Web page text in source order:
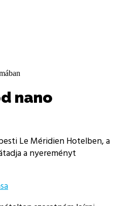
nano
Le Méridien Hotelben, a
a nyereményt